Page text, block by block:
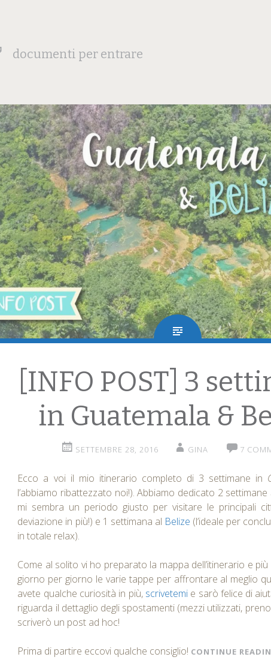
documenti per entrare
[INFO POST] 3
in Guatemala &
SETTEMBRE 28, 2016 GINA 7
Ecco a voi il mio itinerario completo di 3 settimane in
l’abbiamo ribattezzato noi!). Abbiamo dedicato 2 settimane
mi sembra un periodo giusto per visitare le principali
deviazione in più!) e 1 settimana al Belize (l’ideale per
in totale relax).
Come al solito vi ho preparato la mappa dell’itinerario e
giorno per giorno le varie tappe per affrontare al meglio
avete qualche curiosità in più, scrivetemi e sarò felice di
riguarda il dettaglio degli spostamenti (mezzi utilizzati,
scriverò un post ad hoc!
Prima di partire eccovi qualche consiglio! CONTINUE